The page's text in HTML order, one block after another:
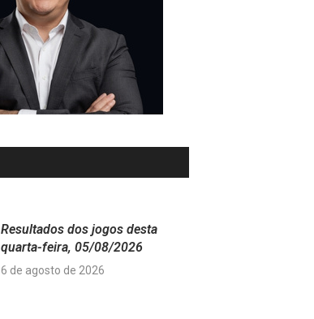
Resultados dos jogos desta
quarta-feira, 05/08/2026
6 de agosto de 2026